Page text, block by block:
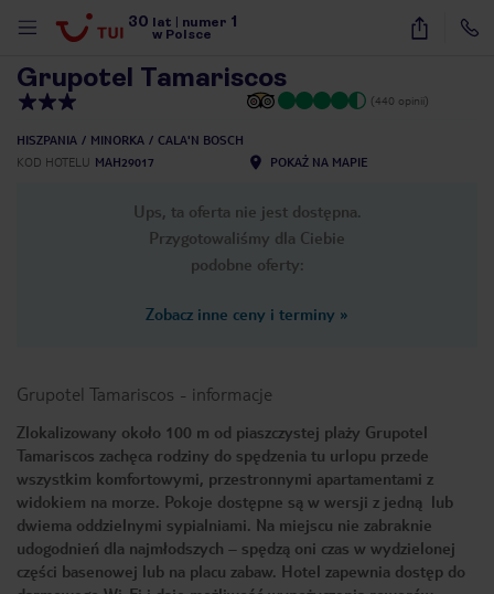
30 lat numer 1
w Polsce
28
Grupotel Tamariscos
(440 opinii)
HISZPANIA MINORKA
CALA'N BOSCH
KOD HOTELU MAH29017 POKAŻ NA MAPIE
Ups, ta oferta nie jest dostępna.
Przygotowaliśmy dla Ciebie
podobne oferty:
Zobacz inne ceny i terminy »
Grupotel Tamariscos - informacje
Zlokalizowany około 100 m od piaszczystej plaży Grupotel
Tamariscos zachęca rodziny do spędzenia tu urlopu przede
wszystkim komfortowymi, przestronnymi apartamentami z
widokiem na morze. Pokoje dostępne są w wersji z jedną lub
dwiema oddzielnymi sypialniami. Na miejscu nie zabraknie
udogodnień dla najmłodszych – spędzą oni czas w wydzielonej
części basenowej lub na placu zabaw. Hotel zapewnia dostęp do